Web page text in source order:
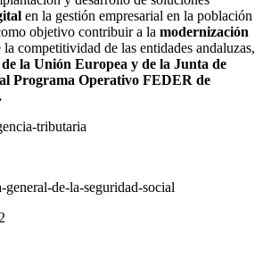
en la gestión empresarial en la población
objetivo contribuir a la modernización
competitividad de las entidades andaluzas,
la Unión Europea y de la Junta de
Programa Operativo FEDER de